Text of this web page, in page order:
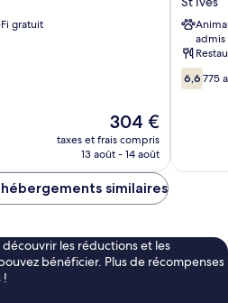
gratuit
Le
nouveau
prix
de
304 €
taxes et frais compris
13 août - 14 août
Ives
Bay
Hotel
St
Ives
admis
6.6
sur
6,6 775
similaires
les réductions et les
bénéficier. Plus de récompenses
!